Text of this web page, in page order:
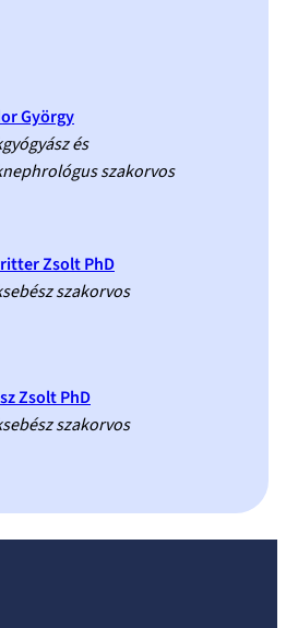
György
és
szakorvos
Zsolt PhD
szakorvos
Zsolt PhD
szakorvos